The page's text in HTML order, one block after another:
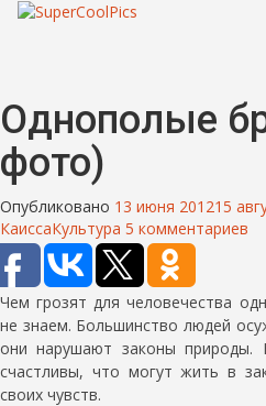
Однополые
фото)
Опубликовано 13 июня 201215
КаиссаКультура 5 комментариев
Чем грозят для человечества
не знаем. Большинство людей
они нарушают законы природы.
счастливы, что могут жить в
своих чувств.